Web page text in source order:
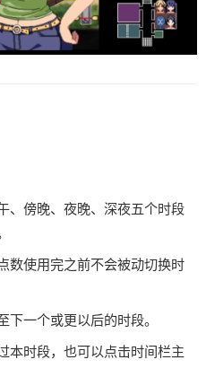
、傍晚、夜晚、深夜五个时段
数使用完之前不会被动切换时
一个或更以后的时段。
本时段，也可以点击时间栏主